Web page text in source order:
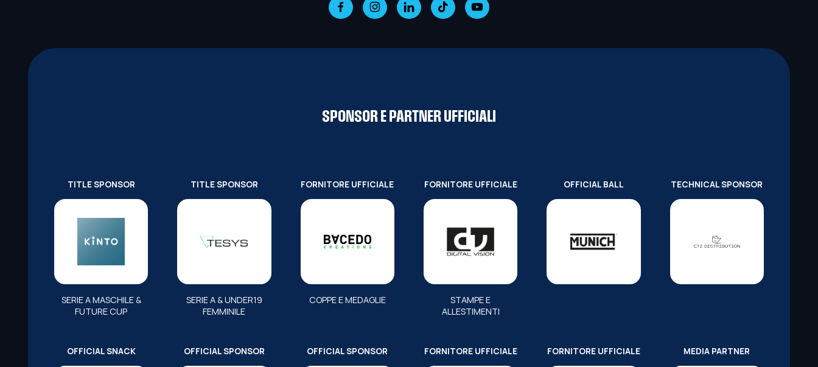
SPONSOR E PARTNER UFFICIALI
TITLE SPONSOR
SERIE A MASCHILE &
FUTURE CUP
TITLE SPONSOR
SERIE A & UNDER19
FEMMINILE
FORNITORE UFFICIALE
COPPE E MEDAGLIE
FORNITORE UFFICIALE
STAMPE E
ALLESTIMENTI
OFFICIAL BALL TECHNICAL SPONSOR
OFFICIAL SNACK OFFICIAL SPONSOR OFFICIAL SPONSOR FORNITORE UFFICIALE FORNITORE UFFICIALE MEDIA PARTNER